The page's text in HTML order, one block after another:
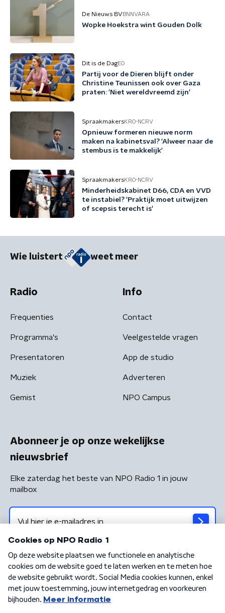
De Nieuws BV BNNVARA
Wopke Hoekstra wint Gouden Dolk
Dit is de DagEO
Partij voor de Dieren blijft onder
Christine Teunissen ook over Gaza
praten: 'Niet wereldvreemd zijn'
SpraakmakersKRO-NCRV
Opnieuw formeren nieuwe norm
maken na kabinetsval? 'Alweer naar de
stembus is te makkelijk'
SpraakmakersKRO-NCRV
Minderheidskabinet D66, CDA en VVD
te instabiel? 'Praktijk moet uitwijzen
of scepsis terecht is'
Wie luistert weet meer
Radio
Frequenties
Programma's
Presentatoren
Muziek
Gemist
Info
Contact
Veelgestelde vragen
App de studio
Adverteren
NPO Campus
Abonneer je op onze wekelijkse
nieuwsbrief
Elke zaterdag het beste van NPO Radio 1 in jouw
mailbox
Algemene voorwaarden